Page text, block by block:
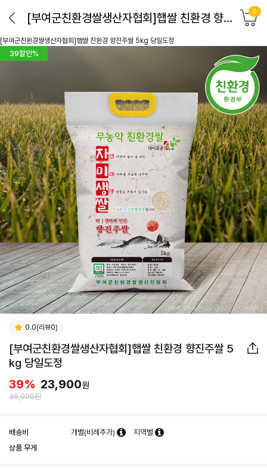
[부여군친환경쌀생산자협회]햅쌀 친환경 향진주쌀 5kg 당일도정 0
[부여군친환경쌀생산자협회]햅쌀 친환경 향진주쌀 5kg 당일도정
39할인%
0.0(리뷰0)
[부여군친환경쌀생산자협회]햅쌀 친환경 향진주쌀 5
kg 당일도정
39% 23,900원
39,000원
배송비 개별(비례추가)
지역별
상품 무게